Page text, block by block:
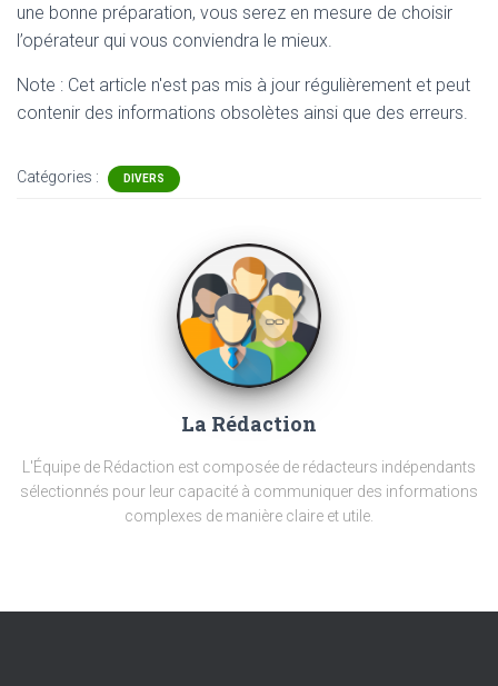
une bonne préparation, vous serez en mesure de choisir
l’opérateur qui vous conviendra le mieux.
Note : Cet article n'est pas mis à jour régulièrement et peut
contenir des informations obsolètes ainsi que des erreurs.
Catégories : DIVERS
La Rédaction
L'Équipe de Rédaction est composée de rédacteurs indépendants
sélectionnés pour leur capacité à communiquer des informations
complexes de manière claire et utile.